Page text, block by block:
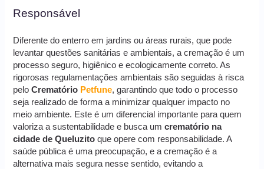
Responsável
Diferente do enterro em jardins ou áreas rurais, que pode
levantar questões sanitárias e ambientais, a cremação é um
processo seguro, higiênico e ecologicamente correto. As
rigorosas regulamentações ambientais são seguidas à risca
peloCrematório Petfune, garantindo que todo o processo
seja realizado de forma a minimizar qualquer impacto no
meio ambiente. Este é um diferencial importante para quem
valoriza a sustentabilidade e busca umcrematório na
cidade de Queluzito que opere com responsabilidade. A
saúde pública é uma preocupação, e a cremação é a
alternativa mais segura nesse sentido, evitando a